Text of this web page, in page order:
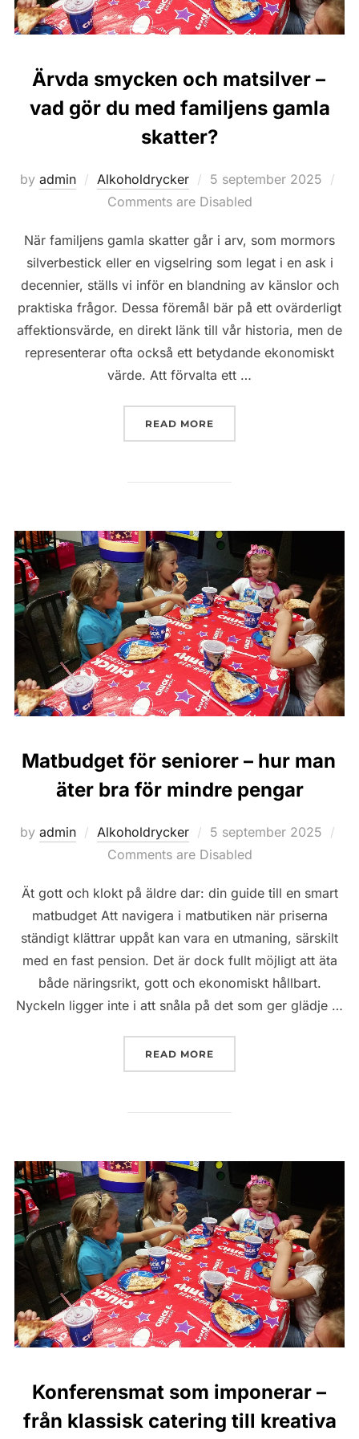
Ärvda smycken och matsilver –
vad gör du med familjens gamla
skatter?
by admin Alkoholdrycker
Posted
on
5 september 2025
Comments are Disabled
När familjens gamla skatter går i arv, som mormors
silverbestick eller en vigselring som legat i en ask i
decennier, ställs vi inför en blandning av känslor och
praktiska frågor. Dessa föremål bär på ett ovärderligt
affektionsvärde, en direkt länk till vår historia, men de
representerar ofta också ett betydande ekonomiskt
värde. Att förvalta ett …
READ MORE
Matbudget för seniorer – hur man
äter bra för mindre pengar
by admin Alkoholdrycker
Posted
on
5 september 2025
Comments are Disabled
Ät gott och klokt på äldre dar: din guide till en smart
matbudget Att navigera i matbutiken när priserna
ständigt klättrar uppåt kan vara en utmaning, särskilt
med en fast pension. Det är dock fullt möjligt att äta
både näringsrikt, gott och ekonomiskt hållbart.
Nyckeln ligger inte i att snåla på det som ger glädje …
READ MORE
Konferensmat som imponerar –
från klassisk catering till kreativa